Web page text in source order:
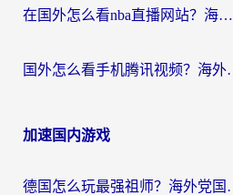
在国外怎么看nba直播网站？海外党专属体育观赛指南，告别地区限制！
国外怎么看手机腾讯
加速国内游戏
德国怎么玩最强祖师